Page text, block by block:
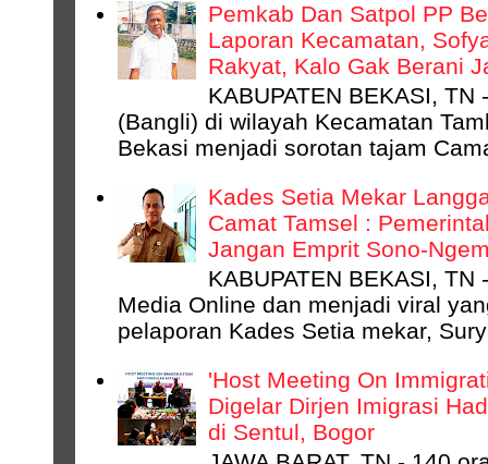
Pemkab Dan Satpol PP
Laporan Kecamatan,
Rakyat, Kalo Gak Berani
KABUPATEN BEKASI,
(Bangli) di wilayah Kecamatan
Bekasi menjadi sorotan tajam
Kades Setia Mekar
Camat Tamsel :
Jangan Emprit Sono-
KABUPATEN BEKASI,
Media Online dan menjadi viral
pelaporan Kades Setia mekar,
'Host Meeting On
Digelar Dirjen Imigrasi
di Sentul, Bogor